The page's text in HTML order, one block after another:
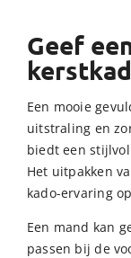
Geef
Een mooie
uitstraling en
biedt een
Het uitpakken
kado-ervaring
Een mand kan
passen bij de